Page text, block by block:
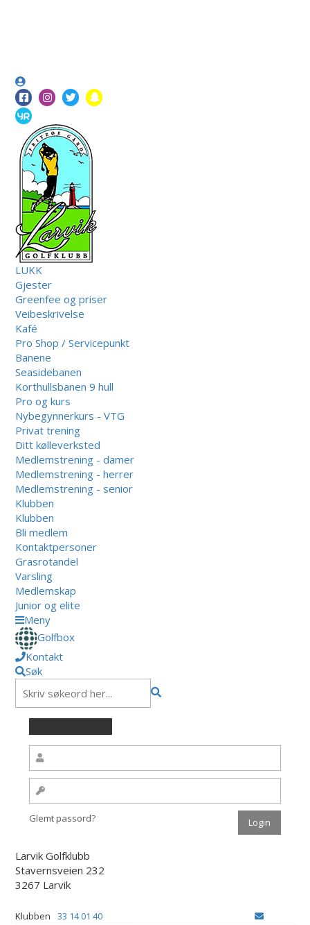
LUKK
Gjester
Greenfee og priser
Veibeskrivelse
Kafé
Pro Shop / Servicepunkt
Banene
Seasidebanen
Korthullsbanen 9 hull
Pro og kurs
Nybegynnerkurs - VTG
Privat trening
Ditt kølleverksted
Medlemstrening - damer
Medlemstrening - herrer
Medlemstrening - senior
Klubben
Klubben
Bli medlem
Kontaktpersoner
Grasrotandel
Varsling
Medlemskap
Junior og elite
Meny
Golfbox
Kontakt
Søk
Glemt passord?
Larvik Golfklubb
Stavernsveien 232
3267 Larvik
Klubben 33 14 01 40